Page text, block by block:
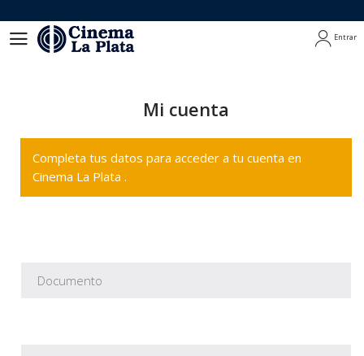
Entrar
Mi cuenta
Completa tus datos para acceder a tu cuenta en
Cinema La Plata .